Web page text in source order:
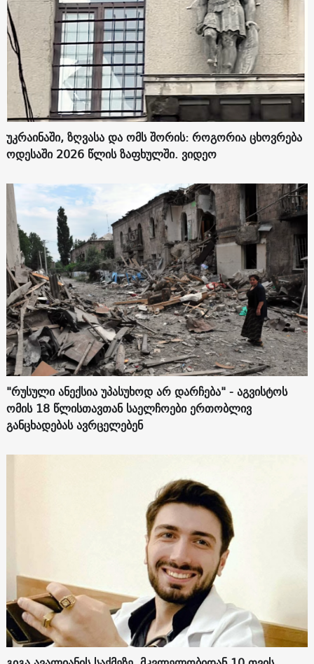
უკრაინაში, ზღვასა და ომს შორის: როგორია ცხოვრება
ოდესაში 2026 წლის ზაფხულში. ვიდეო
"რუსული ანექსია უპასუხოდ არ დარჩება" - აგვისტოს
ომის 18 წლისთავთან საელჩოები ერთობლივ
განცხადებას ავრცელებენ